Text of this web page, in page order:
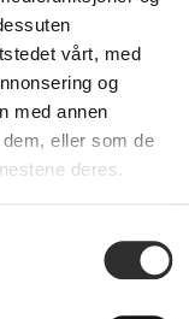
vårt, med
og
med annen
eller som de
deres.
puls, uregelmessig
søvnapné, kalender,
Galileo/BeiDou/
sykling,
utendørs
gåing, elliptisk,
trappetrinning,